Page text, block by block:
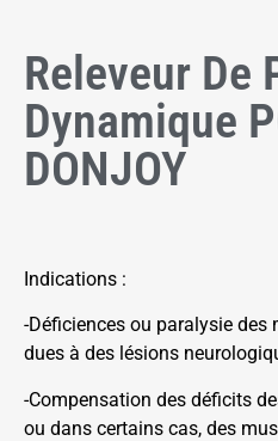
Releveur De
Dynamique
DONJOY
Indications :
-Déficiences ou paralysie des
dues à des lésions
-Compensation des déficits
ou dans certains cas, des